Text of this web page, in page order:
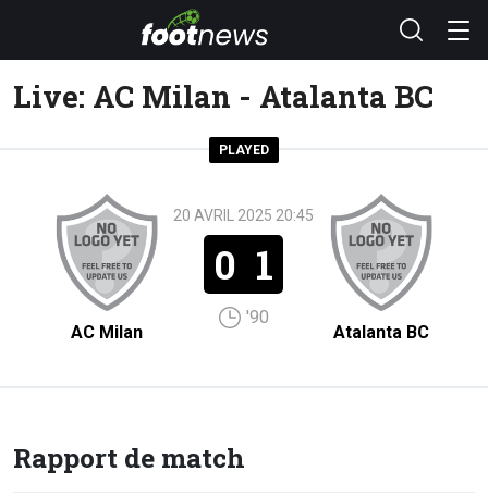
Live: AC Milan - Atalanta BC
PLAYED
AC Milan
20 AVRIL 2025 20:45
0 1
'90
Atalanta BC
Rapport de match